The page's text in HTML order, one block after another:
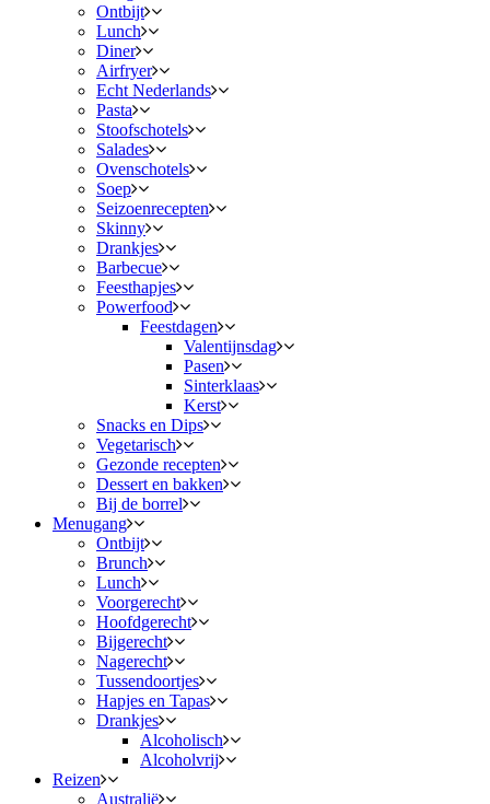
Ontbijt
Lunch
Diner
Airfryer
Echt Nederlands
Pasta
Stoofschotels
Salades
Ovenschotels
Soep
Seizoenrecepten
Skinny
Drankjes
Barbecue
Feesthapjes
Powerfood
Feestdagen
Valentijnsdag
Pasen
Sinterklaas
Kerst
Snacks en Dips
Vegetarisch
Gezonde recepten
Dessert en bakken
Bij de borrel
Menugang
Ontbijt
Brunch
Lunch
Voorgerecht
Hoofdgerecht
Bijgerecht
Nagerecht
Tussendoortjes
Hapjes en Tapas
Drankjes
Alcoholisch
Alcoholvrij
Reizen
Australië